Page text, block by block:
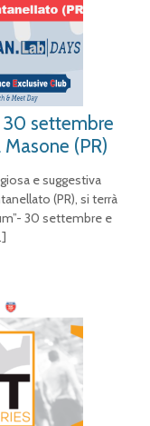
settembre
(PR)
e suggestiva
(PR), si terrà
30 settembre e